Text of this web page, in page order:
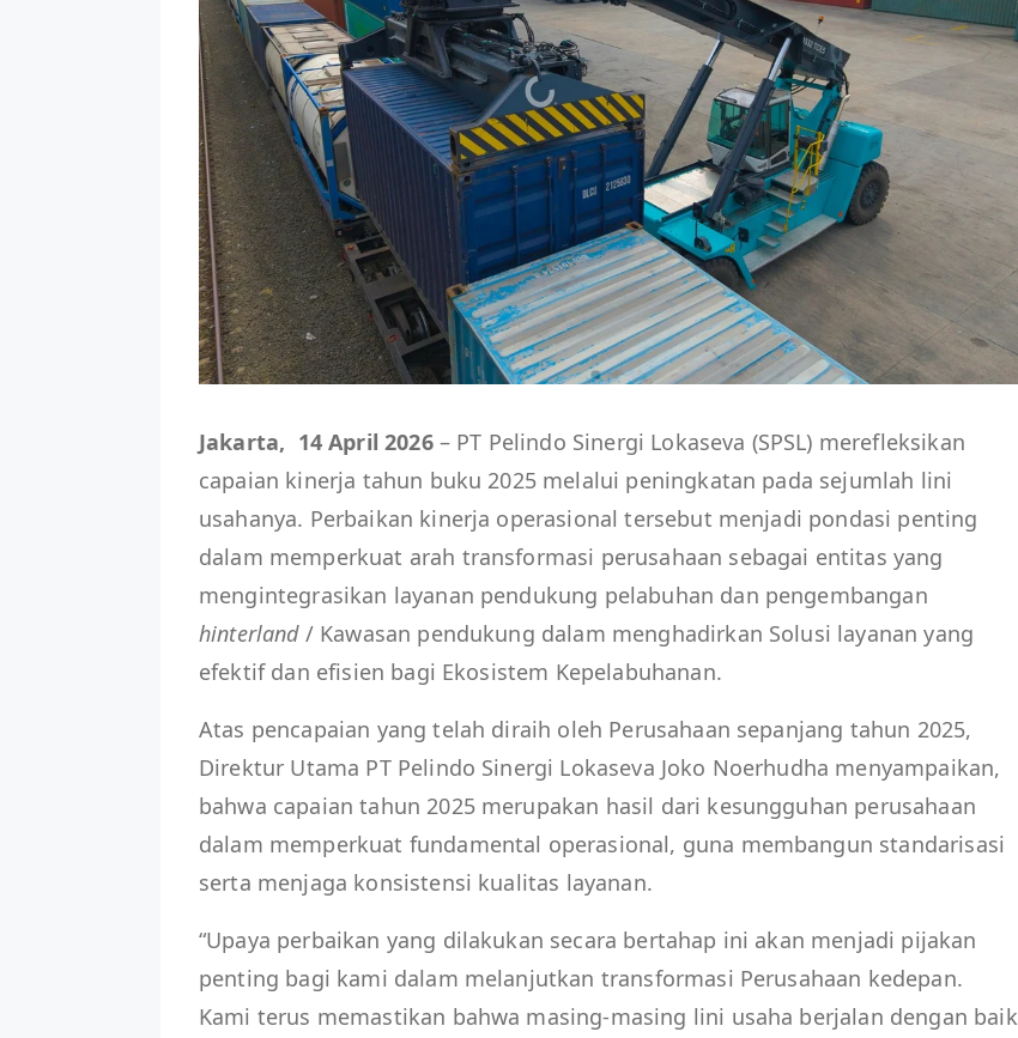
Jakarta, 14 April 2026 – PT Pelindo Sinergi Lokaseva (SPSL) merefleksikan
capaian kinerja tahun buku 2025 melalui peningkatan pada sejumlah lini
usahanya. Perbaikan kinerja operasional tersebut menjadi pondasi penting
dalam memperkuat arah transformasi perusahaan sebagai entitas yang
mengintegrasikan layanan pendukung pelabuhan dan pengembangan
hinterland/ Kawasan pendukung dalam menghadirkan Solusi layanan yang
efektif dan efisien bagi Ekosistem Kepelabuhanan.
Atas pencapaian yang telah diraih oleh Perusahaan sepanjang tahun 2025,
Direktur Utama PT Pelindo Sinergi Lokaseva Joko Noerhudha menyampaikan,
bahwa capaian tahun 2025 merupakan hasil dari kesungguhan perusahaan
dalam memperkuat fundamental operasional, guna membangun standarisasi
serta menjaga konsistensi kualitas layanan.
“Upaya perbaikan yang dilakukan secara bertahap ini akan menjadi pijakan
penting bagi kami dalam melanjutkan transformasi Perusahaan kedepan.
Kami terus memastikan bahwa masing-masing lini usaha berjalan dengan baik